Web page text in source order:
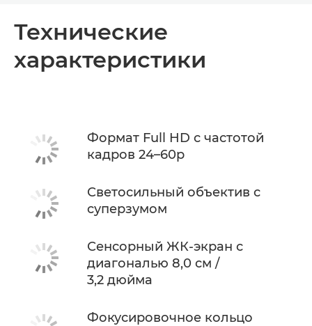
Технические характеристики
Технические
характеристики
Формат Full HD с частотой
кадров 24–60p
Светосильный объектив с
суперзумом
Сенсорный ЖК-экран с
диагональю 8,0 см /
3,2 дюйма
Фокусировочное кольцо